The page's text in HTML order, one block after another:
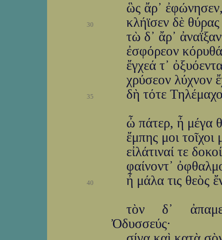
ὣς ἄρ᾽
30
κλήϊσεν δὲ
τὼ δ᾽ ἄρ᾽
ἐσφόρεον
ἔγχεά τ᾽
χρύσεον λύχνον
35
δὴ τότε
ὦ πάτερ, ἦ μέγα
ἔμπης μοι
εἰλάτιναί τε
φαίνοντ᾽
40
ἦ μάλα τις θεὸς
τὸν δ᾽
Ὀδυσσεύς·